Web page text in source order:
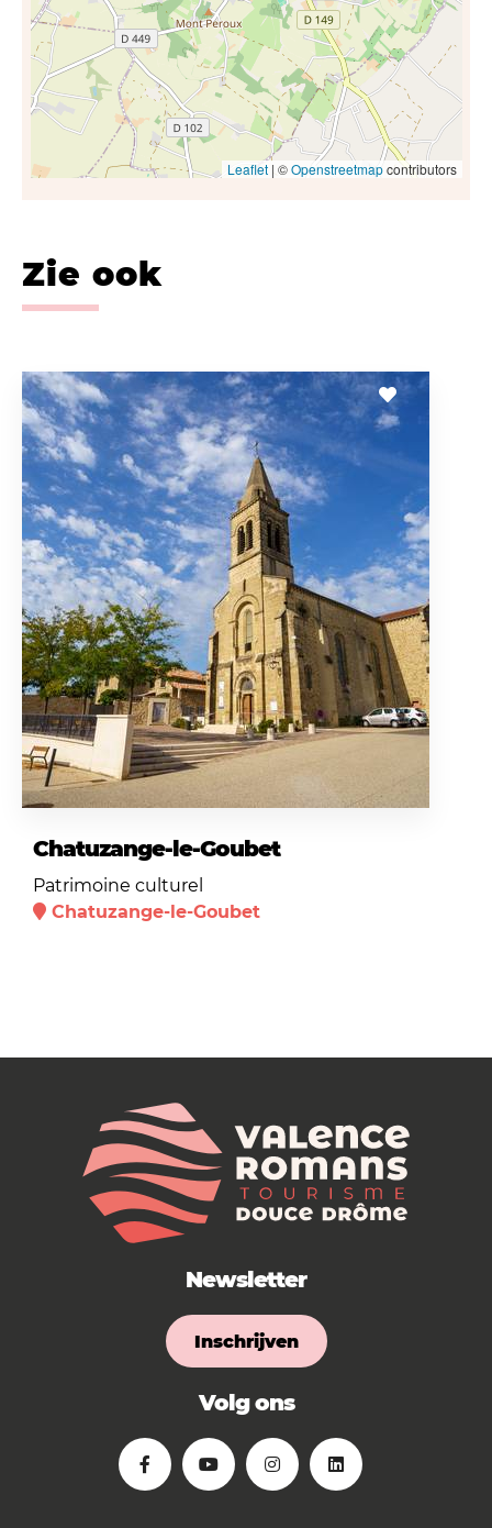
Leaflet| ©Openstreetmapcontributors
Zie ook
Chatuzange-le-Goubet
Patrimoine culturel
Chatuzange-le-Goubet
Newsletter
Inschrijven
Volg ons